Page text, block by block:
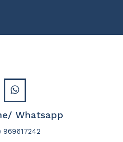
Whatsapp
969617242